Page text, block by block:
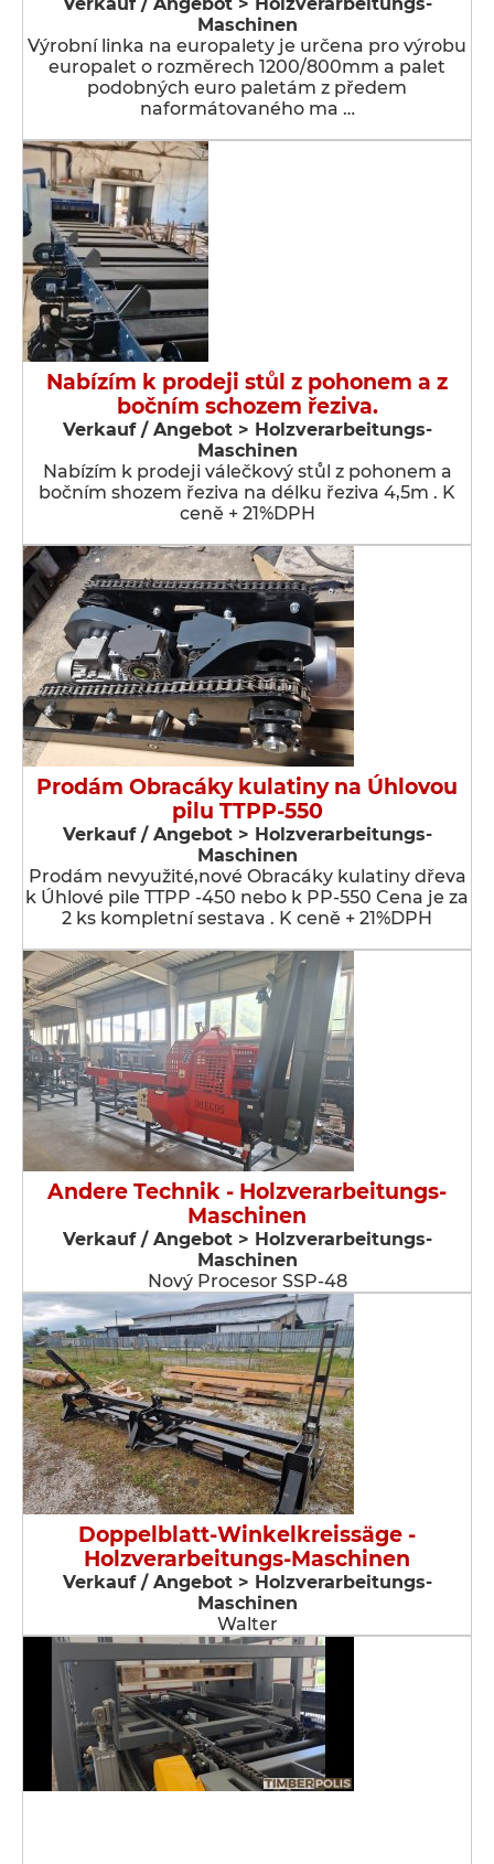
Maschinen
Výrobní linka na europalety je určena pro výrobu
europalet o rozměrech 1200/800mm a palet
podobných euro paletám z předem
naformátovaného ma …
Nabízím k prodeji stůl z pohonem a z
bočním schozem řeziva.
Verkauf / Angebot > Holzverarbeitungs-
Maschinen
Nabízím k prodeji válečkový stůl z pohonem a
bočním shozem řeziva na délku řeziva 4,5m . K
ceně + 21%DPH
Prodám Obracáky kulatiny na Úhlovou
pilu TTPP-550
Verkauf / Angebot > Holzverarbeitungs-
Maschinen
Prodám nevyužité,nové Obracáky kulatiny dřeva
k Úhlové pile TTPP -450 nebo k PP-550 Cena je za
2 ks kompletní sestava . K ceně + 21%DPH
Andere Technik - Holzverarbeitungs-
Maschinen
Verkauf / Angebot > Holzverarbeitungs-
Maschinen
Nový Procesor SSP-48
Doppelblatt-Winkelkreissäge -
Holzverarbeitungs-Maschinen
Verkauf / Angebot > Holzverarbeitungs-
Maschinen
Walter